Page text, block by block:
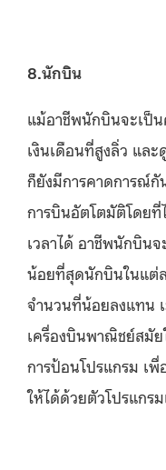
8.นักบิน
แม้อาชีพนักบินจะเป็
เงินเดือนที่สูงลิ่ว แล
ก็ยังมีการคาดการณ์
การบินอัตโตมัติโดย
เวลาได้ อาชีพนักบิน
น้อยที่สุดนักบินในแต่
จำนวนที่น้อยลงแทน
เครื่องบินพาณิชย์สมั
การป้อนโปรแกรม เ
ให้ได้ด้วยตัวโปรแกรม